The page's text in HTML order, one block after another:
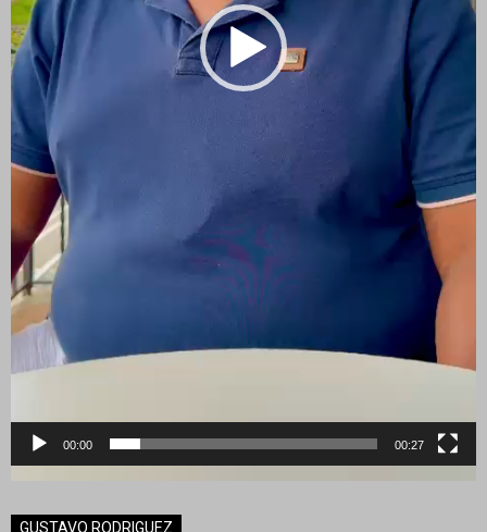
00:00 00:27
GUSTAVO RODRIGUEZ